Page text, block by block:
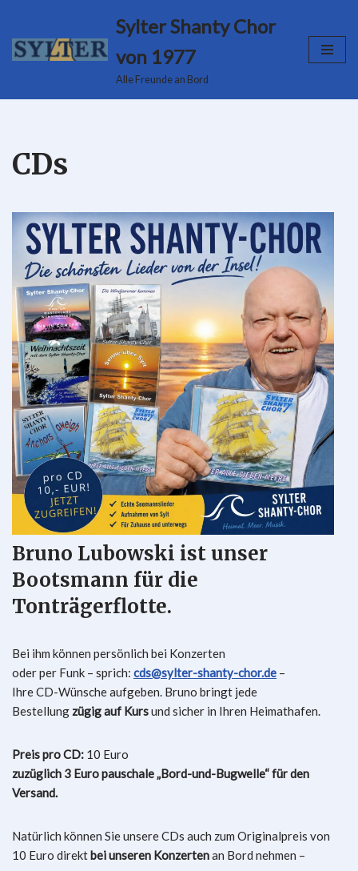
Zum
Inhalt
Sylter Shanty Chor
von 1977
Alle Freunde an Bord
CDs
Bruno Lubowski ist unser
Bootsmann für die
Tonträgerflotte.
Bei ihm können persönlich bei Konzerten
oder per Funk – sprich: cds@sylter-shanty-chor.de –
Ihre CD-Wünsche aufgeben. Bruno bringt jede
Bestellung zügig auf Kursund sicher in Ihren Heimathafen.
Preis pro CD: 10 Euro
zuzüglich 3 Euro pauschale „Bord-und-Bugwelle“ für den
Versand.
Natürlich können Sie unsere CDs auch zum Originalpreis von
10 Euro direktbei unseren Konzertenan Bord nehmen –